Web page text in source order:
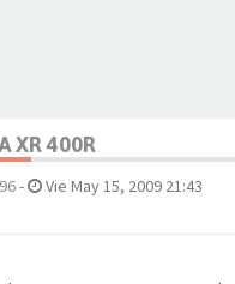
XR 400R
- Vie May 15, 2009 21:43